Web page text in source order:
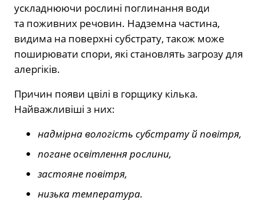
ускладнюючи рослині поглинання води
та поживних речовин. Надземна частина,
видима на поверхні субстрату, також може
поширювати спори, які становлять загрозу для
алергіків.
Причин появи цвілі в горщику кілька.
Найважливіші з них:
надмірна вологість субстрату й повітря,
погане освітлення рослини,
застояне повітря,
низька температура.